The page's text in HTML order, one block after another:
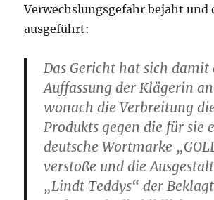
Verwechslungsgefahr bejaht und
ausgeführt:
Das Gericht hat sich damit
Auffassung der Klägerin
wonach die Verbreitung
Produkts gegen die für sie
deutsche Wortmarke
verstoße und die
„Lindt Teddys“ der